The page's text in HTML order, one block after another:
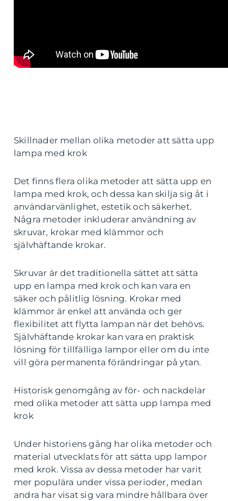
Skillnader mellan olika metoder att sätta upp
lampa med krok
Det finns flera olika metoder att sätta upp en
lampa med krok, och dessa kan skilja sig åt i
användarvänlighet, estetik och säkerhet.
Några metoder inkluderar användning av
skruvar, krokar med klämmor och
självhäftande krokar.
Skruvar är det traditionella sättet att sätta
upp en lampa med krok och kan vara en
säker och pålitlig lösning. Krokar med
klämmor är enkel att använda och ger
flexibilitet att flytta lampan när det behövs.
Självhäftande krokar kan vara en praktisk
lösning för tillfälliga lampor eller om du inte
vill göra permanenta förändringar på ytan.
Historisk genomgång av för- och nackdelar
med olika metoder att sätta upp lampa med
krok
Under historiens gång har olika metoder och
material utvecklats för att sätta upp lampor
med krok. Vissa av dessa metoder har varit
mer populära under vissa perioder, medan
andra har visat sig vara mindre hållbara över